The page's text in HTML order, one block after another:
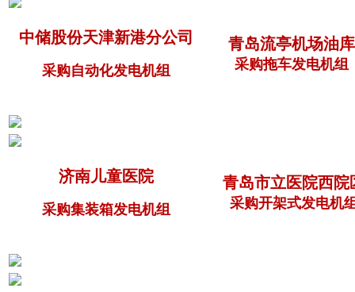
中储股份天津新港分公司
采购自动化发电机组
青岛流亭机场油库
采购拖车发电机组
济南儿童医院
采购集装箱发电机组
青岛市立医院西院
采购开架式发电机